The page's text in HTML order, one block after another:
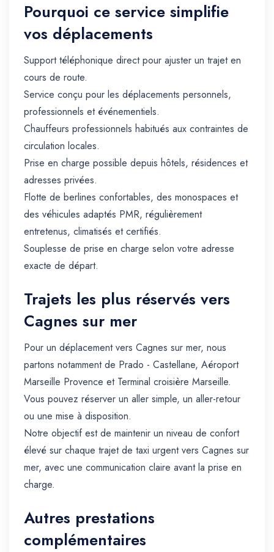
Pourquoi ce service simplifie
vos déplacements
Support téléphonique direct pour ajuster un trajet en
cours de route.
Service conçu pour les déplacements personnels,
professionnels et événementiels.
Chauffeurs professionnels habitués aux contraintes de
circulation locales.
Prise en charge possible depuis hôtels, résidences et
adresses privées.
Flotte de berlines confortables, des monospaces et
des véhicules adaptés PMR, régulièrement
entretenus, climatisés et certifiés.
Souplesse de prise en charge selon votre adresse
exacte de départ.
Trajets les plus réservés vers
Cagnes sur mer
Pour un déplacement vers Cagnes sur mer, nous
partons notamment de Prado - Castellane, Aéroport
Marseille Provence et Terminal croisière Marseille.
Vous pouvez réserver un aller simple, un aller-retour
ou une mise à disposition.
Notre objectif est de maintenir un niveau de confort
élevé sur chaque trajet de taxi urgent vers Cagnes sur
mer, avec une communication claire avant la prise en
charge.
Autres prestations
complémentaires